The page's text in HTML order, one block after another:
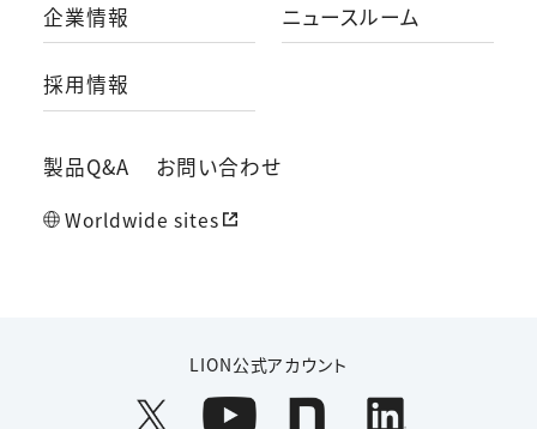
企業情報 ニュースルーム
採用情報
製品Q&A お問い合わせ
Worldwide sites
LION公式アカウント